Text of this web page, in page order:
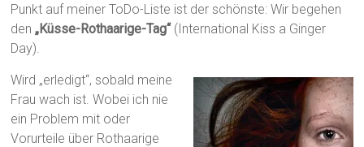
Punkt auf meiner ToDo-Liste ist der schönste: Wir begehen
den„Küsse-Rothaarige-Tag“(International Kiss a Ginger
Day).
Wird „erledigt“, sobald meine
Frau wach ist. Wobei ich nie
ein Problem mit oder
Vorurteile über Rothaarige